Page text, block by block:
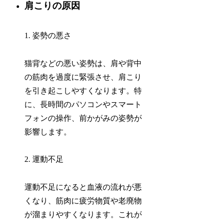
肩こりの原因
1. 姿勢の悪さ
猫背などの悪い姿勢は、肩や背中
の筋肉を過度に緊張させ、肩こり
を引き起こしやすくなります。特
に、長時間のパソコンやスマート
フォンの操作、前かがみの姿勢が
影響します。
2. 運動不足
運動不足になると血液の流れが悪
くなり、筋肉に疲労物質や老廃物
が溜まりやすくなります。これが